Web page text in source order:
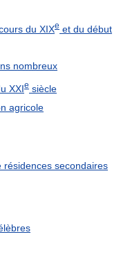
du XIXe et du début
nombreux
XXIe siècle
agricole
résidences secondaires